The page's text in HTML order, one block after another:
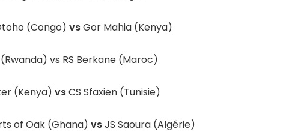
(Congo) vsGor Mahia (Kenya)
(Rwanda) vs RS Berkane (Maroc)
(Kenya) vsCS Sfaxien (Tunisie)
of Oak (Ghana) vsJS Saoura (Algérie)